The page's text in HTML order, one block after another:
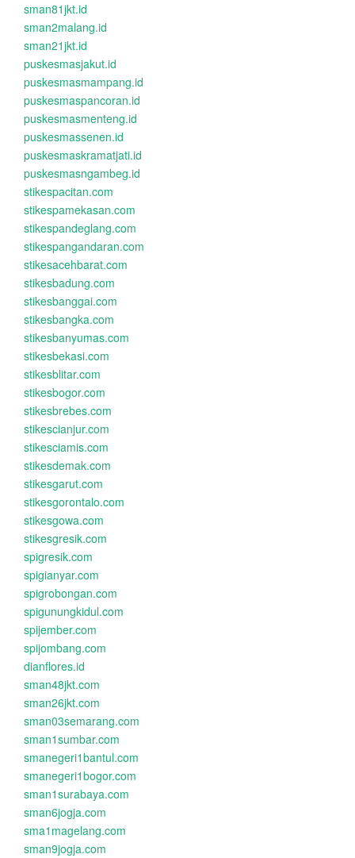
sman81jkt.id
sman2malang.id
sman21jkt.id
puskesmasjakut.id
puskesmasmampang.id
puskesmaspancoran.id
puskesmasmenteng.id
puskesmassenen.id
puskesmaskramatjati.id
puskesmasngambeg.id
stikespacitan.com
stikespamekasan.com
stikespandeglang.com
stikespangandaran.com
stikesacehbarat.com
stikesbadung.com
stikesbanggai.com
stikesbangka.com
stikesbanyumas.com
stikesbekasi.com
stikesblitar.com
stikesbogor.com
stikesbrebes.com
stikescianjur.com
stikesciamis.com
stikesdemak.com
stikesgarut.com
stikesgorontalo.com
stikesgowa.com
stikesgresik.com
spigresik.com
spigianyar.com
spigrobongan.com
spigunungkidul.com
spijember.com
spijombang.com
dianflores.id
sman48jkt.com
sman26jkt.com
sman03semarang.com
sman1sumbar.com
smanegeri1bantul.com
smanegeri1bogor.com
sman1surabaya.com
sman6jogja.com
sma1magelang.com
sman9jogja.com